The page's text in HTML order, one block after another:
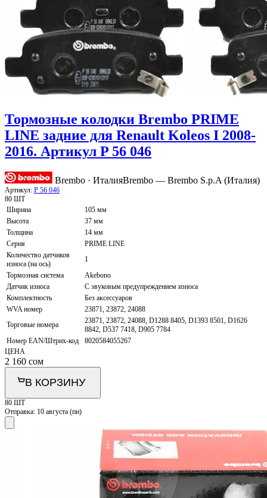
Тормозные колодки Brembo PRIME
LINE задние для Renault Koleos I 2008-
2016. Артикул P 56 046
Brembo · ИталияBrembo — Brembo S.p.A (Италия)
Артикул: P 56 046
80 ШТ
Ширина
105 мм
Высота
37 мм
Толщина
14 мм
Серия
PRIME LINE
Количество датчиков
износа (на ось)
1
Тормозная система
Akebono
Датчик износа
С звуковым предупреждением износа
Комплектность
Без аксессуаров
WVA номер
23871, 23872, 24088
Торговые номера
23871, 23872, 24088, D1288 8405, D1393 8501, D1626
8842, D537 7418, D905 7784
Номер EAN/Штрих-код
8020584055267
ЦЕНА
2 160 сом
В КОРЗИНУ
80 ШТ
Отправка: 10 августа (пн)